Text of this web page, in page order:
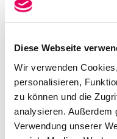
Diese Webseite
Wir verwenden
personalisieren,
zu können und die
analysieren. Außerdem
Verwendung unserer
idealerweise
Kindertagesstätten
kennen. Dazu können
Leitungen vor Ort
Ein Hinweis:Eltern
der Geburt für einen
möchten. Sie sollten
im Elternportal